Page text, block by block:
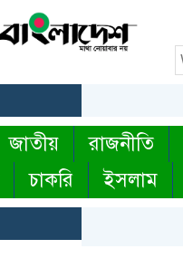
জাতীয় রাজনীতি
চাকরি ইসলাম